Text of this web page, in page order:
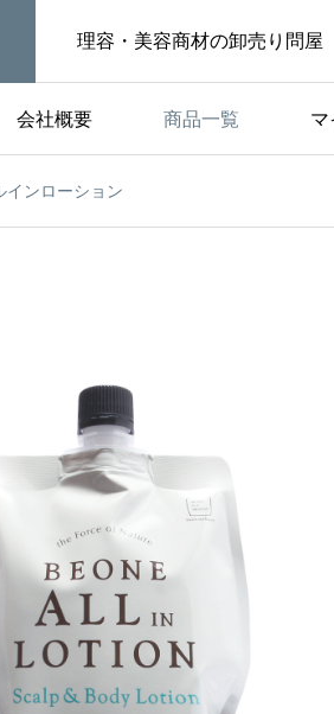
理容・美容商材の卸売り問屋
会社概要 商品一覧 マ
ログ
インローション